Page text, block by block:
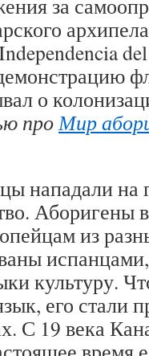
за
о
проМир
нападали на
Аборигены
из
культуру.
его стали
С 19 века